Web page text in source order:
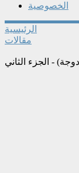
الخصوصية
الرئيسية
مقالات
- الجزء الثاني